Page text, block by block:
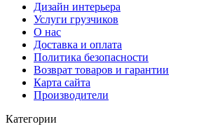
Дизайн интерьера
Услуги грузчиков
О нас
Доставка и оплата
Политика безопасности
Возврат товаров и гарантии
Карта сайта
Производители
Категории